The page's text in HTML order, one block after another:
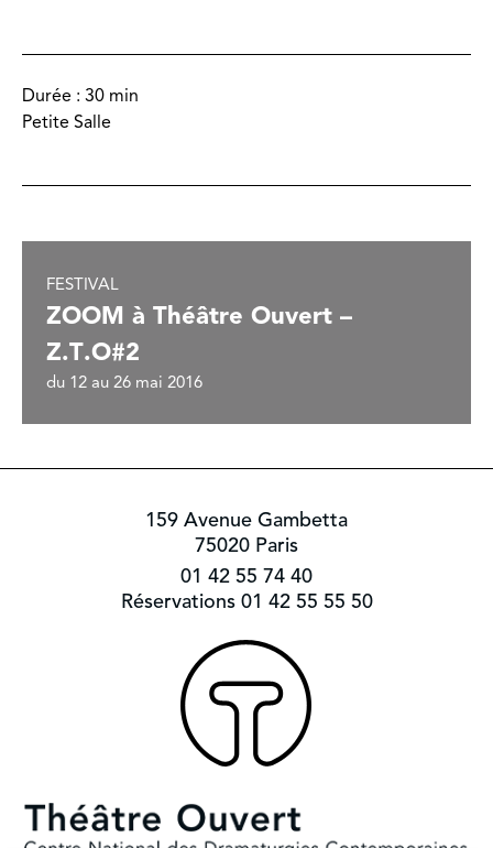
Durée : 30 min
Petite Salle
FESTIVAL
ZOOM à Théâtre Ouvert –
Z.T.O#2
du 12 au 26 mai 2016
159 Avenue Gambetta
75020 Paris
01 42 55 74 40
Réservations 01 42 55 55 50